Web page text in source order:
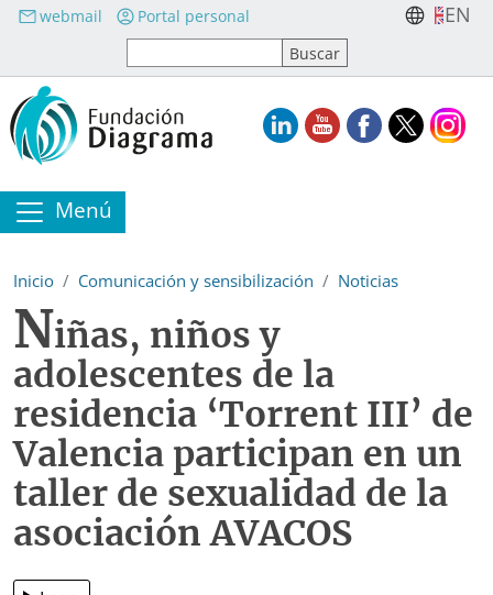
Pasar al contenido principal
webmail Portal personal EN
Menú
Inicio Comunicación y sensibilización Noticias
Niñas, niños y
adolescentes de la
residencia ‘Torrent III’ de
Valencia participan en un
taller de sexualidad de la
asociación AVACOS